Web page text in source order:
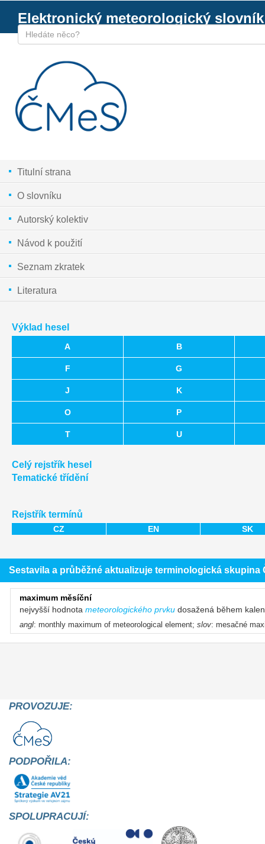
Elektronický meteorologický slovník
Titulní strana
O slovníku
Autorský kolektiv
Návod k použití
Seznam zkratek
Literatura
Výklad hesel
A B
F G
J K
O P
T U
Celý rejstřík hesel
Tematické třídění
Rejstřík termínů
CZ EN SK
Sestavila a průběžné aktualizuje terminologická
maximum měsíční
nejvyšší hodnota meteorologického prvku dosažená během
angl: monthly maximum of meteorological element; slov: mesačné
PROVOZUJE:
PODPOŘILA:
SPOLUPRACUJÍ: